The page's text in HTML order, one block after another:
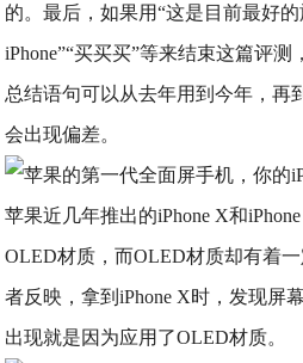
的。最后，如果用“这是目前最好
iPhone”“买买买”等来结束这篇评
总结语句可以从去年用到今年，再
会出现偏差。
苹果近几年推出的iPhone X和
OLED材质，而OLED材质却有着
者反映，拿到iPhone X时，发现屏
出现就是因为应用了OLED材质。